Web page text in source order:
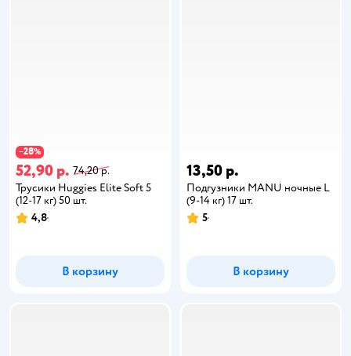
−28%
52,90 р. 74,20 р.
Трусики Huggies Elite Soft 5
(12-17 кг) 50 шт.
4,8
В корзину
13,50 р.
Подгузники MANU ночные L
(9-14 кг) 17 шт.
5
В корзину